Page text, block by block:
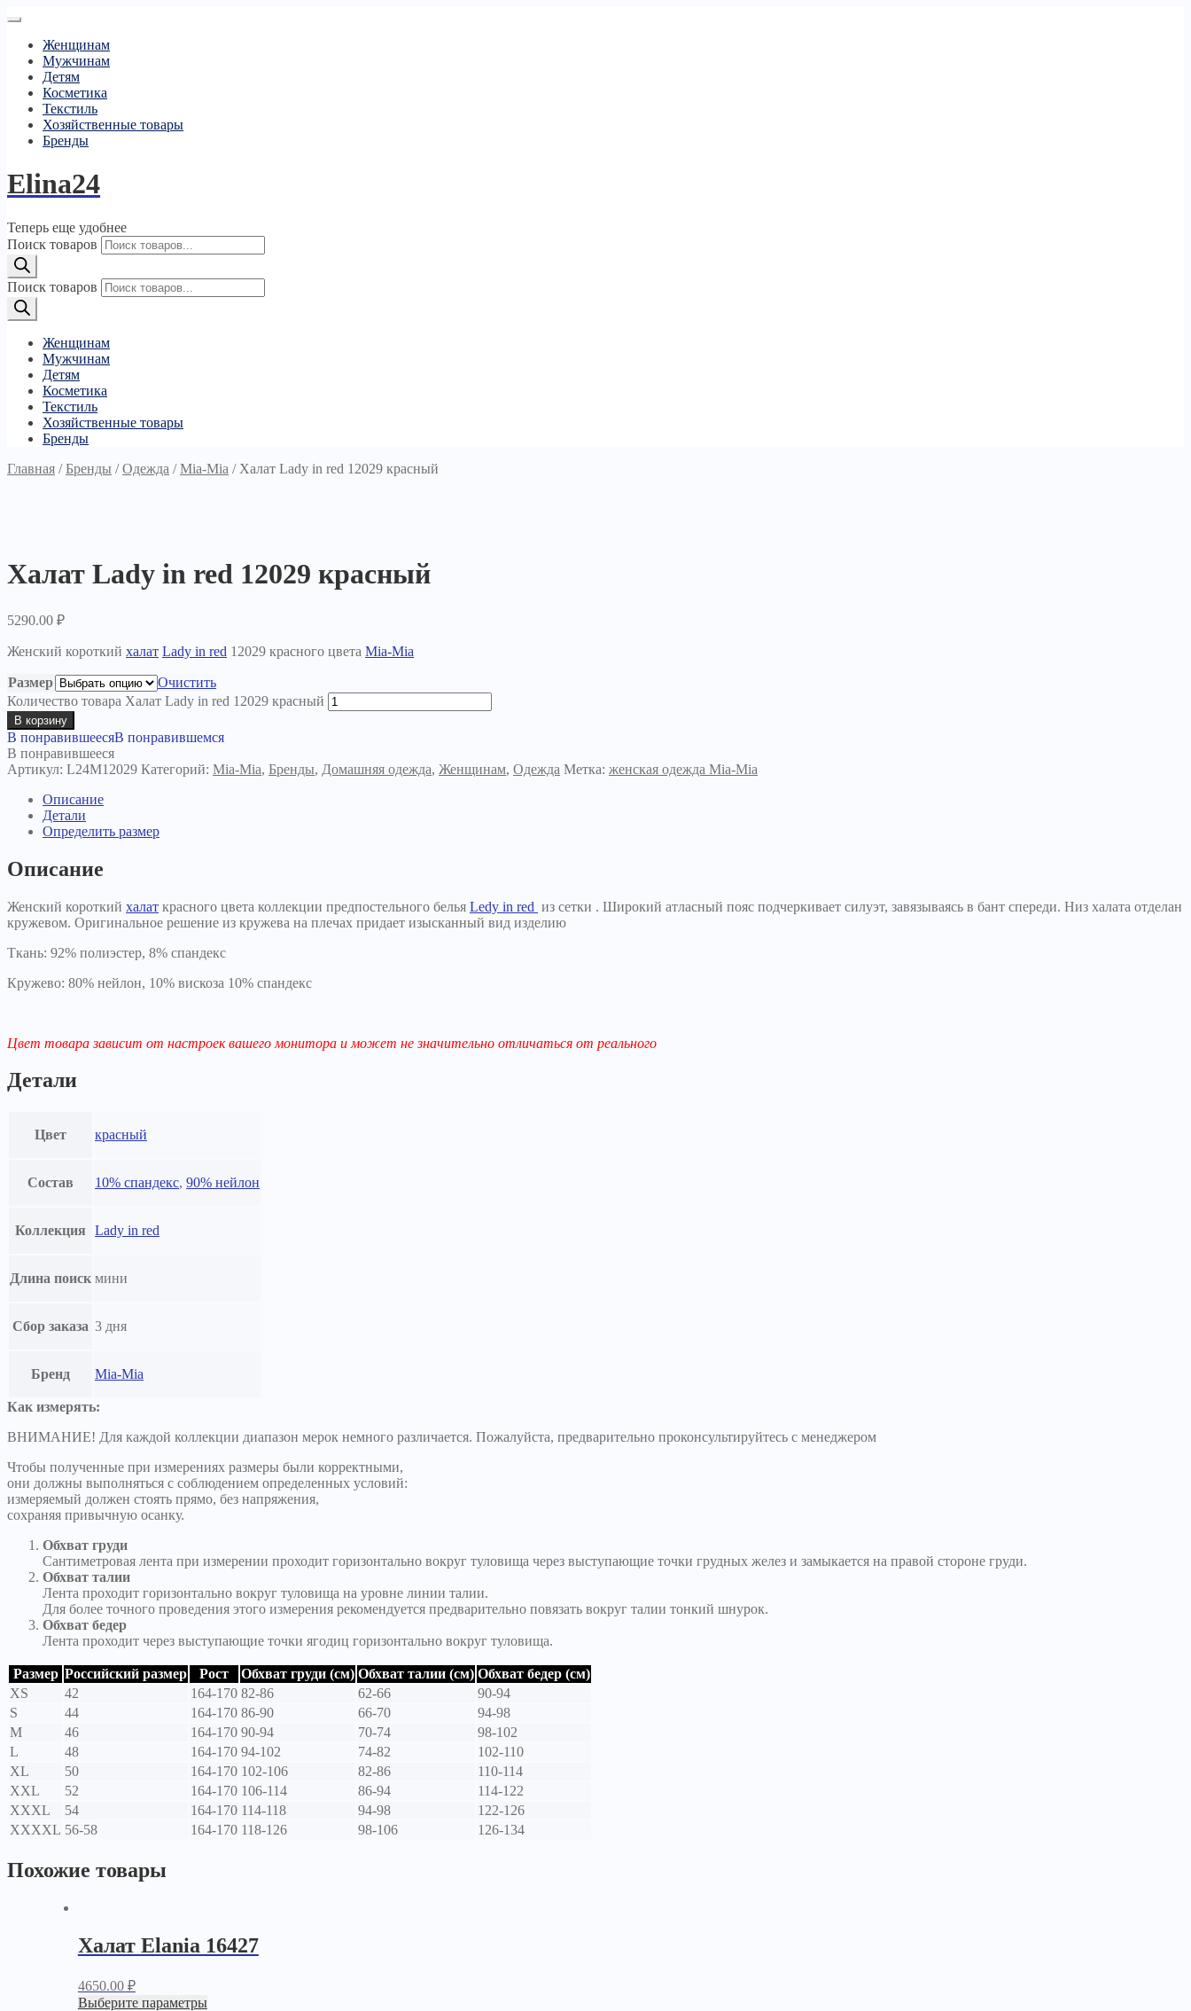
Женщинам
Мужчинам
Детям
Косметика
Текстиль
Хозяйственные товары
Бренды
Elina24
Теперь еще удобнее
Поиск товаров
Поиск товаров
Женщинам
Мужчинам
Детям
Косметика
Текстиль
Хозяйственные товары
Бренды
Главная /Бренды /Одежда /Mia-Mia / Халат Lady in red 12029 красный
Халат Lady in red 12029 красный
5290.00 ₽
Женский короткий халат Lady in red 12029 красного цвета Mia-Mia
Размер
Очистить
Количество товара Халат Lady in red 12029 красный
В корзину
В понравившеесяВ понравившемся
В понравившееся
Артикул: L24M12029 Категорий: Mia-Mia, Бренды, Домашняя одежда, Женщинам, Одежда Метка: женская одежда Mia-Mia
Описание
Детали
Определить размер
Описание
Женский короткий халат красного цвета коллекции предпостельного белья Ledy in red из сетки . Широкий атласный пояс подчеркивает силуэт, завязываясь в бант спереди. Низ халата отделан
кружевом. Оригинальное решение из кружева на плечах придает изысканный вид изделию
Ткань: 92% полиэстер, 8% спандекс
Кружево: 80% нейлон, 10% вискоза 10% спандекс
Цвет товара зависит от настроек вашего монитора и может не значительно отличаться от реального
Детали
Цвет красный
Состав 10% спандекс, 90% нейлон
Коллекция Lady in red
Длина поиск мини
Сбор заказа 3 дня
Бренд Mia-Mia
Как измерять:
ВНИМАНИЕ! Для каждой коллекции диапазон мерок немного различается. Пожалуйста, предварительно проконсультируйтесь с менеджером
Чтобы полученные при измерениях размеры были корректными,
они должны выполняться с соблюдением определенных условий:
измеряемый должен стоять прямо, без напряжения,
сохраняя привычную осанку.
Обхват груди
Сантиметровая лента при измерении проходит горизонтально вокруг туловища через выступающие точки грудных желез и замыкается на правой стороне груди.
Обхват талии
Лента проходит горизонтально вокруг туловища на уровне линии талии.
Для более точного проведения этого измерения рекомендуется предварительно повязать вокруг талии тонкий шнурок.
Обхват бедер
Лента проходит через выступающие точки ягодиц горизонтально вокруг туловища.
Размер Российский размер Рост Обхват груди (см) Обхват талии (см) Обхват бедер (см)
XS
42 164-170 82-86 62-66
90-94
S
44 164-170 86-90 66-70
94-98
M
46 164-170 90-94 70-74
98-102
L
48 164-170 94-102 74-82
102-110
XL
50 164-170 102-106 82-86
110-114
XXL
52 164-170 106-114 86-94
114-122
XXXL
54 164-170 114-118 94-98
122-126
XXXXL 56-58 164-170 118-126 98-106 126-134
Похожие товары
Халат Elania 16427
4650.00 ₽
Выберите параметры